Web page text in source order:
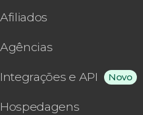
Afiliados
Agências
Integrações e API Novo
Hospedagens